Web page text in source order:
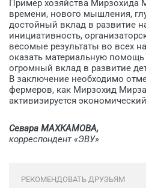
Пример хозяйства Мирзохида
времени, нового мышления,
достойный вклад в развитие
инициативность,
весомые результаты во всех
оказать материальную
огромный вклад в развитие
В заключение необходимо
фермеров, как Мирзохид
активизируется
Севара МАХКАМОВА,
корреспондент «ЭВУ»
РЕКОМЕНДОВАТЬ ДРУЗЬЯМ